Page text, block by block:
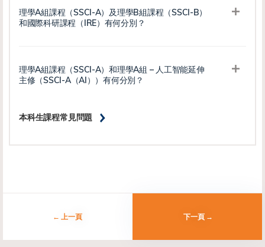
本科生課程常見問題
理學A組課程（SSCI-A）及理學B組課程（SSCI-B）
和國際科研課程（IRE）有何分別？
理學A組課程（SSCI-A）和理學A組 – 人工智能延伸
主修（SSCI-A（AI））有何分別？
上一頁 下一頁